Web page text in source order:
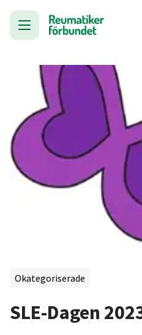
Okategoriserade
SLE-Dagen